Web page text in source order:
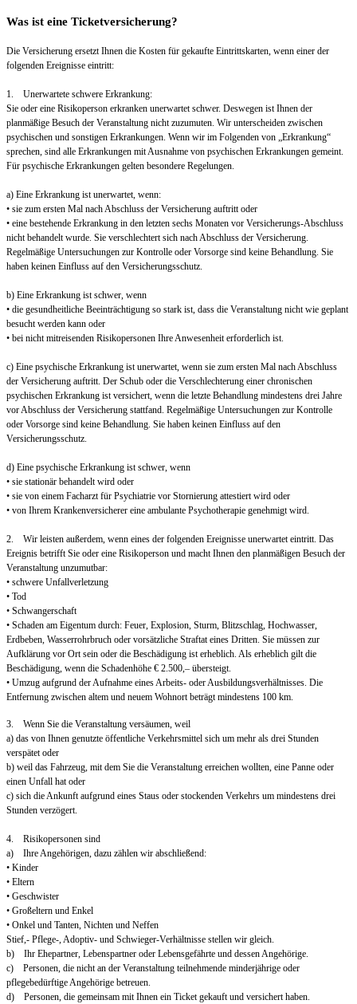
Was ist eine Ticketversicherung?
Die Versicherung ersetzt Ihnen die Kosten für gekaufte Eintrittskarten, wenn einer der
folgenden Ereignisse eintritt:
1. Unerwartete schwere Erkrankung:
Sie oder eine Risikoperson erkranken unerwartet schwer. Deswegen ist Ihnen der
planmäßige Besuch der Veranstaltung nicht zuzumuten. Wir unterscheiden zwischen
psychischen und sonstigen Erkrankungen. Wenn wir im Folgenden von „Erkrankung“
sprechen, sind alle Erkrankungen mit Ausnahme von psychischen Erkrankungen gemeint.
Für psychische Erkrankungen gelten besondere Regelungen.
a) Eine Erkrankung ist unerwartet, wenn:
• sie zum ersten Mal nach Abschluss der Versicherung auftritt oder
• eine bestehende Erkrankung in den letzten sechs Monaten vor Versicherungs-Abschluss
nicht behandelt wurde. Sie verschlechtert sich nach Abschluss der Versicherung.
Regelmäßige Untersuchungen zur Kontrolle oder Vorsorge sind keine Behandlung. Sie
haben keinen Einfluss auf den Versicherungsschutz.
b) Eine Erkrankung ist schwer, wenn
• die gesundheitliche Beeinträchtigung so stark ist, dass die Veranstaltung nicht wie geplant
besucht werden kann oder
• bei nicht mitreisenden Risikopersonen Ihre Anwesenheit erforderlich ist.
c) Eine psychische Erkrankung ist unerwartet, wenn sie zum ersten Mal nach Abschluss
der Versicherung auftritt. Der Schub oder die Verschlechterung einer chronischen
psychischen Erkrankung ist versichert, wenn die letzte Behandlung mindestens drei Jahre
vor Abschluss der Versicherung stattfand. Regelmäßige Untersuchungen zur Kontrolle
oder Vorsorge sind keine Behandlung. Sie haben keinen Einfluss auf den
Versicherungsschutz.
d) Eine psychische Erkrankung ist schwer, wenn
• sie stationär behandelt wird oder
• sie von einem Facharzt für Psychiatrie vor Stornierung attestiert wird oder
• von Ihrem Krankenversicherer eine ambulante Psychotherapie genehmigt wird.
2. Wir leisten außerdem, wenn eines der folgenden Ereignisse unerwartet eintritt. Das
Ereignis betrifft Sie oder eine Risikoperson und macht Ihnen den planmäßigen Besuch der
Veranstaltung unzumutbar:
• schwere Unfallverletzung
• Tod
• Schwangerschaft
• Schaden am Eigentum durch: Feuer, Explosion, Sturm, Blitzschlag, Hochwasser,
Erdbeben, Wasserrohrbruch oder vorsätzliche Straftat eines Dritten. Sie müssen zur
Aufklärung vor Ort sein oder die Beschädigung ist erheblich. Als erheblich gilt die
Beschädigung, wenn die Schadenhöhe € 2.500,– übersteigt.
• Umzug aufgrund der Aufnahme eines Arbeits- oder Ausbildungsverhältnisses. Die
Entfernung zwischen altem und neuem Wohnort beträgt mindestens 100 km.
3. Wenn Sie die Veranstaltung versäumen, weil
a) das von Ihnen genutzte öffentliche Verkehrsmittel sich um mehr als drei Stunden
verspätet oder
b) weil das Fahrzeug, mit dem Sie die Veranstaltung erreichen wollten, eine Panne oder
einen Unfall hat oder
c) sich die Ankunft aufgrund eines Staus oder stockenden Verkehrs um mindestens drei
Stunden verzögert.
4. Risikopersonen sind
a) Ihre Angehörigen, dazu zählen wir abschließend:
• Kinder
• Eltern
• Geschwister
• Großeltern und Enkel
• Onkel und Tanten, Nichten und Neffen
Stief,- Pflege-, Adoptiv- und Schwieger-Verhältnisse stellen wir gleich.
b) Ihr Ehepartner, Lebenspartner oder Lebensgefährte und dessen Angehörige.
c) Personen, die nicht an der Veranstaltung teilnehmende minderjährige oder
pflegebedürftige Angehörige betreuen.
d) Personen, die gemeinsam mit Ihnen ein Ticket gekauft und versichert haben.